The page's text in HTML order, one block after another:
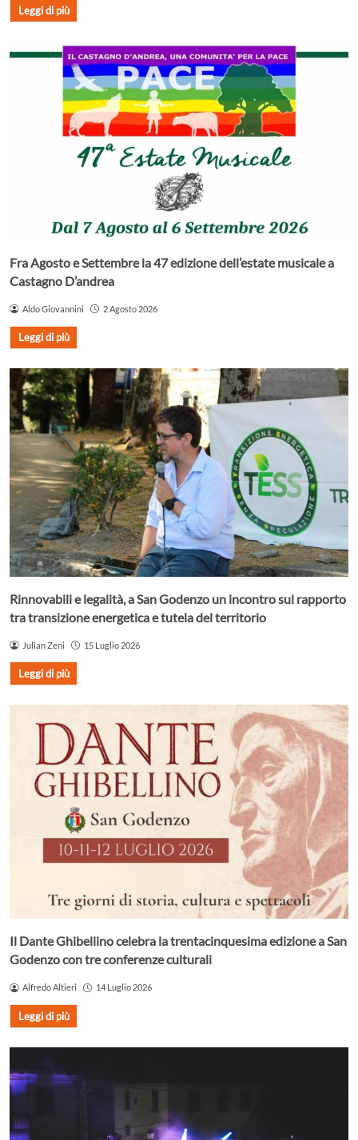
Leggi di più
Fra Agosto e Settembre la 47 edizione dell’estate musicale a
Castagno D’andrea
Aldo Giovannini 2 Agosto 2026
Leggi di più
Rinnovabili e legalità, a San Godenzo un incontro sul rapporto
tra transizione energetica e tutela del territorio
Julian Zeni 15 Luglio 2026
Leggi di più
Il Dante Ghibellino celebra la trentacinquesima edizione a San
Godenzo con tre conferenze culturali
Alfredo Altieri 14 Luglio 2026
Leggi di più